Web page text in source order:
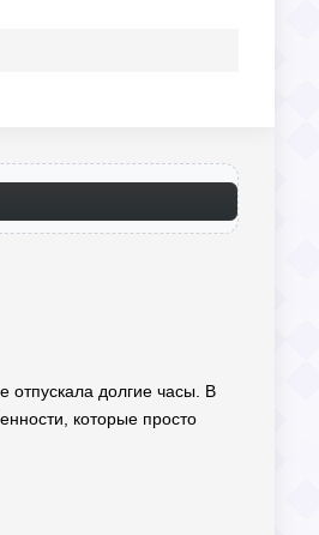
отпускала долгие часы. В
которые просто